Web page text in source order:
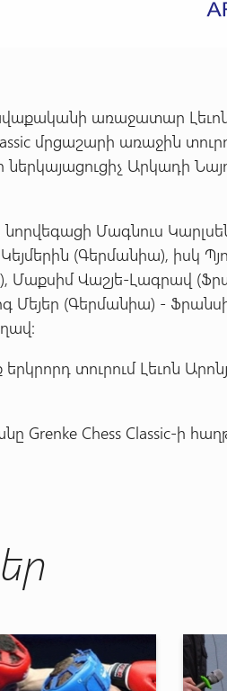
առաջատար Լեւոն
մրցաշարի առաջին
ներկայացուցիչ Արկադի
Մագնուս
(Գերմանիա), իսկ
Մաքսիմ Վաշյե-Լագրավ
Մեյեր (Գերմանիա) -
տուրում Լեւոն
Grenke Сhess Сlassic-ի